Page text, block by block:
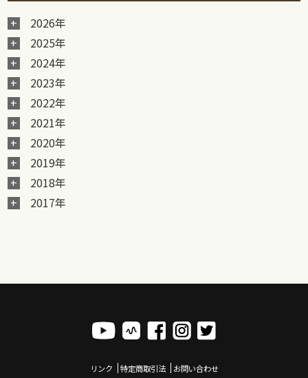
2026年
2025年
2024年
2023年
2022年
2021年
2020年
2019年
2018年
2017年
リンク 特定商取引法 お問い合わせ